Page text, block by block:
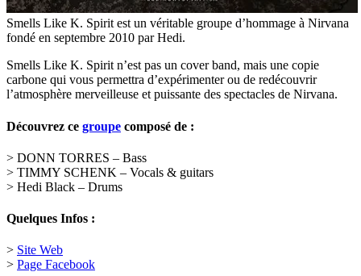
Smells Like K. Spirit est un véritable groupe d’hommage à Nirvana
fondé en septembre 2010 par Hedi.
Smells Like K. Spirit n’est pas un cover band, mais une copie
carbone qui vous permettra d’expérimenter ou de redécouvrir
l’atmosphère merveilleuse et puissante des spectacles de Nirvana.
Découvrez ce groupe composé de :
> DONN TORRES – Bass
> TIMMY SCHENK – Vocals & guitars
> Hedi Black – Drums
Quelques Infos :
> Site Web
> Page Facebook